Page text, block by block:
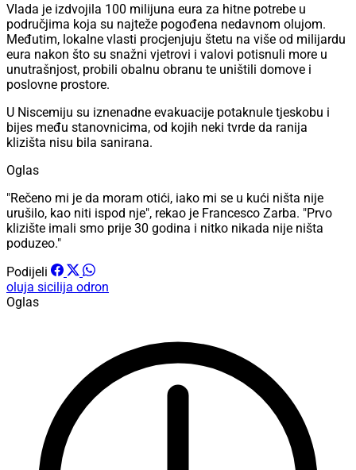
Vlada je izdvojila 100 milijuna eura za hitne potrebe u
područjima koja su najteže pogođena nedavnom olujom.
Međutim, lokalne vlasti procjenjuju štetu na više od milijardu
eura nakon što su snažni vjetrovi i valovi potisnuli more u
unutrašnjost, probili obalnu obranu te uništili domove i
poslovne prostore.
U Niscemiju su iznenadne evakuacije potaknule tjeskobu i
bijes među stanovnicima, od kojih neki tvrde da ranija
klizišta nisu bila sanirana.
Oglas
"Rečeno mi je da moram otići, iako mi se u kući ništa nije
urušilo, kao niti ispod nje", rekao je Francesco Zarba. "Prvo
klizište imali smo prije 30 godina i nitko nikada nije ništa
poduzeo."
Podijeli
oluja sicilija odron
Oglas